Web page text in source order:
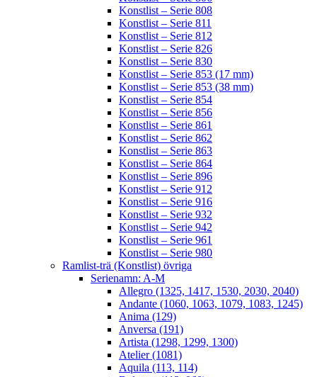
Konstlist – Serie 808
Konstlist – Serie 811
Konstlist – Serie 812
Konstlist – Serie 826
Konstlist – Serie 830
Konstlist – Serie 853 (17 mm)
Konstlist – Serie 853 (38 mm)
Konstlist – Serie 854
Konstlist – Serie 856
Konstlist – Serie 861
Konstlist – Serie 862
Konstlist – Serie 863
Konstlist – Serie 864
Konstlist – Serie 896
Konstlist – Serie 912
Konstlist – Serie 916
Konstlist – Serie 932
Konstlist – Serie 942
Konstlist – Serie 961
Konstlist – Serie 980
Ramlist-trä (Konstlist) övriga
Serienamn: A-M
Allegro (1325, 1417, 1530, 2030, 2040)
Andante (1060, 1063, 1079, 1083, 1245)
Anima (129)
Anversa (191)
Artista (1298, 1299, 1300)
Atelier (1081)
Aquila (113, 114)